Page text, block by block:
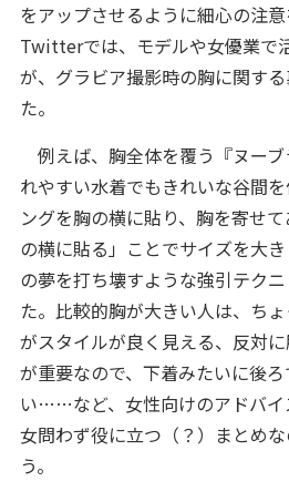
をアップさせるように細心の注意
Twitterでは、モデルや女優業で
が、グラビア撮影時の胸に関す
た。
例えば、胸全体を覆う『ヌー
れやすい水着でもきれいな谷間
ングを胸の横に貼り、胸を寄せ
の横に貼る」ことでサイズを大
の夢を打ち壊すような強引テク
た。比較的胸が大きい人は、ち
がスタイルが良く見える、反対
が重要なので、下着みたいに後
い……など、女性向けのアドバイ
女問わず役に立つ（？）まとめ
う。